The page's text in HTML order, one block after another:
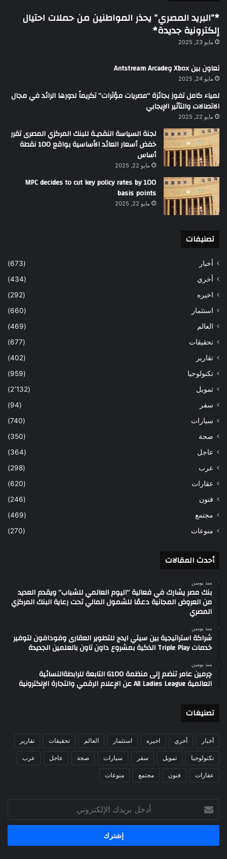
*”البريد المصري” يحذر المواطنين من حملات احتيال
إلكترونية جديدة*
مايو 23, 2025
تعاون بين Xbox وAntstream Arcade
مايو 24, 2025
لمياء كامل تفوز بجائزة “مصريات مؤثرات” تكريماً لدورها الرائد في مجال
الاتصالات والتأثير الإيجابي
مايو 22, 2025
لجنة السياسة النقديـة للبنك المركزي المصرى تقرر
خفض أسعار العائد الأساسية بواقع 100 نقطة
أساس
مايو 22, 2025
MPC decides to cut key policy rates by 100
basis points
مايو 22, 2025
تصنيفات
أخبار
(673)
أخري
(434)
اخيره
(292)
استثمار
(660)
العالم
(469)
تحقيقات
(677)
تقارير
(402)
تكنولوجيا
(959)
تمويل
(2٬132)
سفر
(94)
سيارات
(740)
صحة
(350)
عاجل
(364)
عرب
(298)
عقارات
(620)
فنون
(246)
مجتمع
(469)
منوعات
(270)
أحدث المقالات
منذ يومين
بنك مصر يشارك في فعالية “اليوم العالمي للشباب” ويقدم العديد
من العروض المجانية دعمًا للشمول المالي تحت رعاية البنك المركزي
المصري
منذ يومين
شراكة استراتيجية بين سيتي ايدج للتطوير العقارى وفودافون لتوفير
خدمات Triple Play الذكية بمشروع داون تاون بالعلمين الجديدة
منذ يومين
چرمين عامر تنضم إلى منظمة G100 التابعة للرابطةالنسائية
العالمية All Ladies League عن الإعلام الرقمي والتجارة الإلكترونية
تصنيغات
أخبار أخري اخيره استثمار العالم تحقيقات تقارير
تكنولوجيا تمويل سفر سيارات صحة عاجل عرب
عقارات فنون مجتمع منوعات
بريدك
الإلكتروني